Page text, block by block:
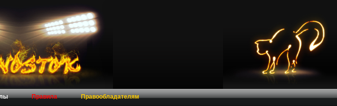
Правила Правообладателям